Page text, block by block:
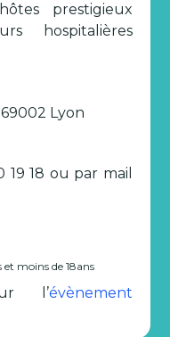
prestigieux
hospitalières
Lyon
18 ou par mail
moins de 18ans
l’évènement